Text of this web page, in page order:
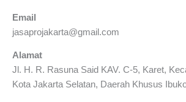
Email
jasaprojakarta@gmail.com
Alamat
Jl. H. R. Rasuna Said KAV. C-5, Karet,
Kota Jakarta Selatan, Daerah Khusus